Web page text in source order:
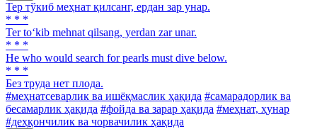
Тер тўкиб меҳнат қилсанг, ердан зар унар.
* * *
Ter to‘kib mehnat qilsang, yerdan zar unar.
* * *
He who would search for pearls must dive below.
* * *
Без труда нет плода.
#меҳнатсеварлик ва ишёқмаслик ҳақида #самарадорлик ва
бесамарлик ҳақида #фойда ва зарар ҳақида #меҳнат, ҳунар
#деҳқончилик ва чорвачилик ҳақида